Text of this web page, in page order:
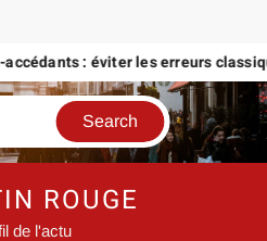
: éviter les erreurs classiques
ROUGE
de l'actu